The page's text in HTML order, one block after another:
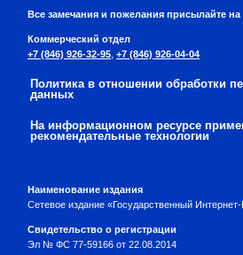
Все замечания и пожелания присылайте на
Коммерческий отдел
+7 (846) 926-32-95 +7 (846) 926-04-04
Политика в отношении обработки
данных
На информационном ресурсе
рекомендательные технологии
Наименование издания
Сетевое издание «Государственный
Свидетельство о регистрации
Эл № ФС 77-59166 от 22.08.2014